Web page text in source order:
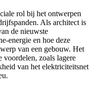
rol bij het ontwerpen
Als architect is
de nieuwste
energie en hoe deze
van een gebouw. Het
voordelen, zoals lagere
van het elektriciteitsnet